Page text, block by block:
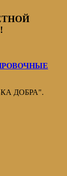
ДОБРА".